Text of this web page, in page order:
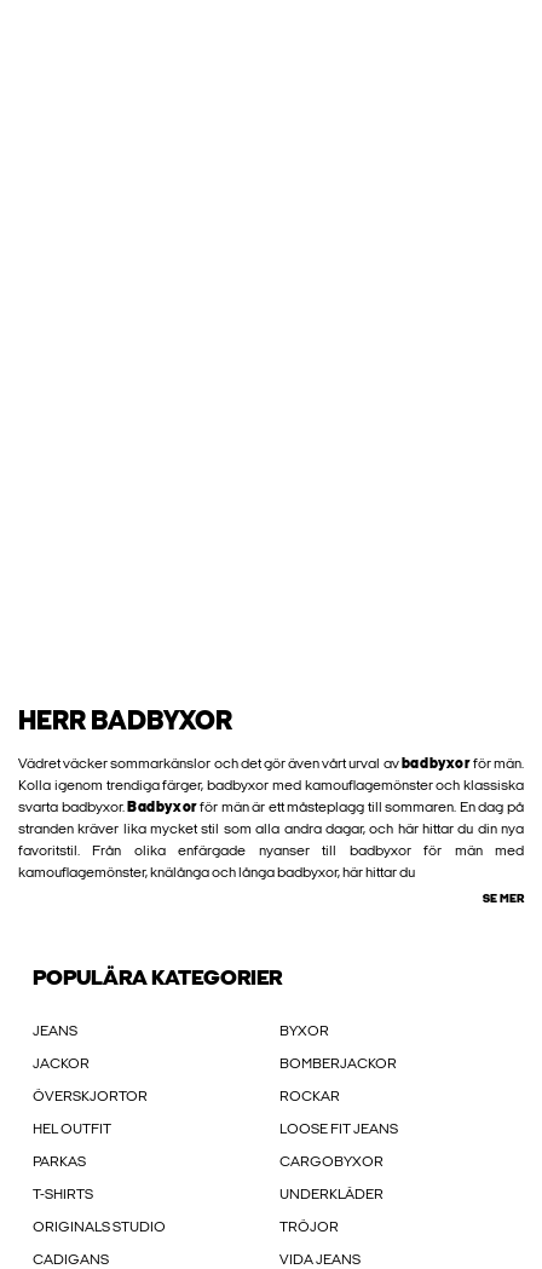
HERR BADBYXOR
Vädret väcker sommarkänslor och det gör även vårt urval av badbyxorför män.
Kolla igenom trendiga färger, badbyxor med kamouflagemönster och klassiska
svarta badbyxor. Badbyxorför män är ett måsteplagg till sommaren. En dag på
stranden kräver lika mycket stil som alla andra dagar, och här hittar du din nya
favoritstil. Från olika enfärgade nyanser till badbyxor för män med
kamouflagemönster, knälånga och långa badbyxor, här hittar du
SE MER
POPULÄRA KATEGORIER
JEANS BYXOR
JACKOR BOMBERJACKOR
ÖVERSKJORTOR ROCKAR
HEL OUTFIT LOOSE FIT JEANS
PARKAS CARGOBYXOR
T-SHIRTS UNDERKLÄDER
ORIGINALS STUDIO TRÖJOR
CADIGANS VIDA JEANS